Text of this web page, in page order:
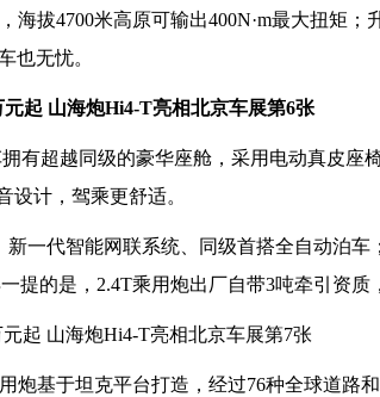
海拔4700米高原可输出400N·m最大扭矩
也无忧。
有超越同级的豪华座舱，采用电动真皮座
设计，驾乘更舒适。
一代智能网联系统、同级首搭全自动泊
提的是，2.4T乘用炮出厂自带3吨牵引资质
炮基于坦克平台打造，经过76种全球道路